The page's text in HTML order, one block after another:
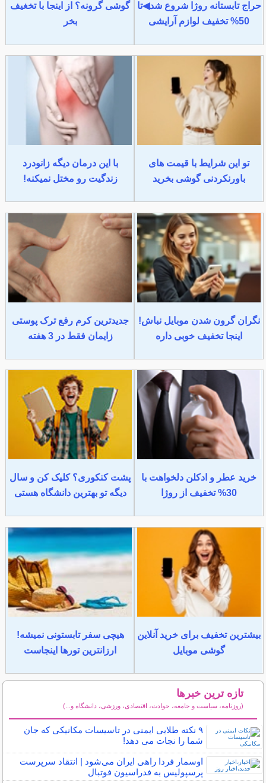
حراج تابستانه روژا شروع شد◀تا
50% تخفیف لوازم آرایشی
گوشی گرونه؟ از اینجا با تخغیف
بخر
تو این شرایط با قیمت های
باورنکردنی گوشی بخرید
با این درمان دیگه زانودرد
زندگیت رو مختل نمیکنه!
نگران گرون شدن موبایل نباش!
اینجا تخفیف خوبی داره
جدیدترین کرم رفع ترک پوستی
زایمان فقط در 3 هفته
خرید عطر و ادکلن دلخواهت با
30% تخفیف از روژا
پشت کنکوری؟ کلیک کن و سال
دیگه تو بهترین دانشگاه هستی
بیشترین تخفیف برای خرید آنلاین
گوشی موبایل
هیچی سفر تابستونی نمیشه!
ارزانترین تورها اینجاست
تازه ترین خبرها
(روزنامه، سیاست و جامعه، حوادث، اقتصادی، ورزشی، دانشگاه و...)
۹ نکته طلایی ایمنی در تاسیسات مکانیکی که جان
شما را نجات می دهد!
اوسمار فردا راهی ایران می‌شود | انتقاد سرپرست
پرسپولیس به فدراسیون فوتبال